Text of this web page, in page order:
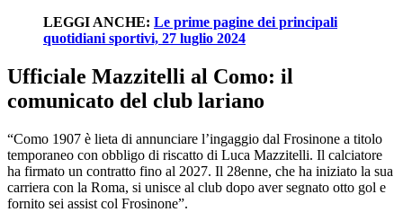
LEGGI ANCHE: Le prime pagine dei principali
quotidiani sportivi, 27 luglio 2024
Ufficiale Mazzitelli al Como: il
comunicato del club lariano
“Como 1907 è lieta di annunciare l’ingaggio dal Frosinone a titolo
temporaneo con obbligo di riscatto di Luca Mazzitelli. Il calciatore
ha firmato un contratto fino al 2027. Il 28enne, che ha iniziato la sua
carriera con la Roma, si unisce al club dopo aver segnato otto gol e
fornito sei assist col Frosinone”.